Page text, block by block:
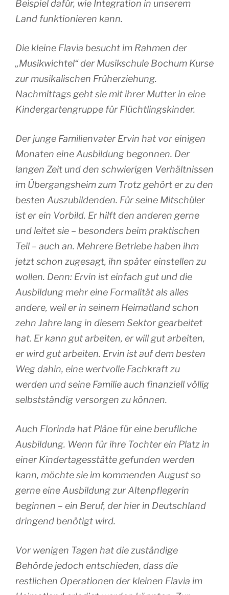
Beispiel dafür, wie Integration in unserem
Land funktionieren kann.
Die kleine Flavia besucht im Rahmen der
„Musikwichtel“ der Musikschule Bochum Kurse
zur musikalischen Früherziehung.
Nachmittags geht sie mit ihrer Mutter in eine
Kindergartengruppe für Flüchtlingskinder.
Der junge Familienvater Ervin hat vor einigen
Monaten eine Ausbildung begonnen. Der
langen Zeit und den schwierigen Verhältnissen
im Übergangsheim zum Trotz gehört er zu den
besten Auszubildenden. Für seine Mitschüler
ist er ein Vorbild. Er hilft den anderen gerne
und leitet sie – besonders beim praktischen
Teil – auch an. Mehrere Betriebe haben ihm
jetzt schon zugesagt, ihn später einstellen zu
wollen. Denn: Ervin ist einfach gut und die
Ausbildung mehr eine Formalität als alles
andere, weil er in seinem Heimatland schon
zehn Jahre lang in diesem Sektor gearbeitet
hat. Er kann gut arbeiten, er will gut arbeiten,
er wird gut arbeiten. Ervin ist auf dem besten
Weg dahin, eine wertvolle Fachkraft zu
werden und seine Familie auch finanziell völlig
selbstständig versorgen zu können.
Auch Florinda hat Pläne für eine berufliche
Ausbildung. Wenn für ihre Tochter ein Platz in
einer Kindertagesstätte gefunden werden
kann, möchte sie im kommenden August so
gerne eine Ausbildung zur Altenpflegerin
beginnen – ein Beruf, der hier in Deutschland
dringend benötigt wird.
Vor wenigen Tagen hat die zuständige
Behörde jedoch entschieden, dass die
restlichen Operationen der kleinen Flavia im